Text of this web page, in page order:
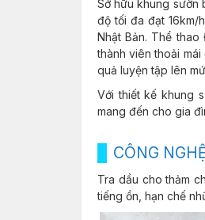
Sở hữu khung sườn
độ tối đa đạt 16km/
Nhật Bản. Thể
thành viên thoải
quả luyện tập lên
Với thiết kế khung
mang đến cho gia
CÔNG
Tra dầu cho thảm
tiếng ồn, hạn chế